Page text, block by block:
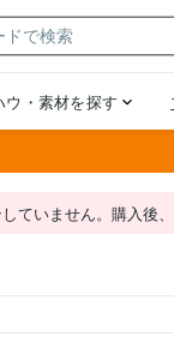
ていません。購入後